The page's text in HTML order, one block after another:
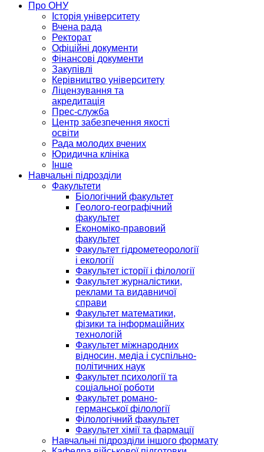
Про ОНУ
Історія університету
Вчена рада
Ректорат
Офіційні документи
Фінансові документи
Закупівлі
Керівництво університету
Ліцензування та
акредитація
Прес-служба
Центр забезпечення якості
освіти
Рада молодих вчених
Юридична клініка
Інше
Навчальні підрозділи
Факультети
Біологічний факультет
Геолого-географічний
факультет
Економіко-правовий
факультет
Факультет гідрометеорології
і екології
Факультет історії і філології
Факультет журналістики,
реклами та видавничої
справи
Факультет математики,
фізики та інформаційних
технологій
Факультет міжнародних
відносин, медіа і суспільно-
політичних наук
Факультет психології та
соціальної роботи
Факультет романо-
германської філології
Філологічний факультет
Факультет хімії та фармації
Навчальні підрозділи іншого формату